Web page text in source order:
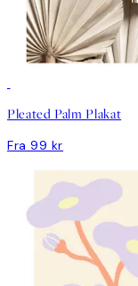
Pleated Palm Plakat
Fra 99 kr